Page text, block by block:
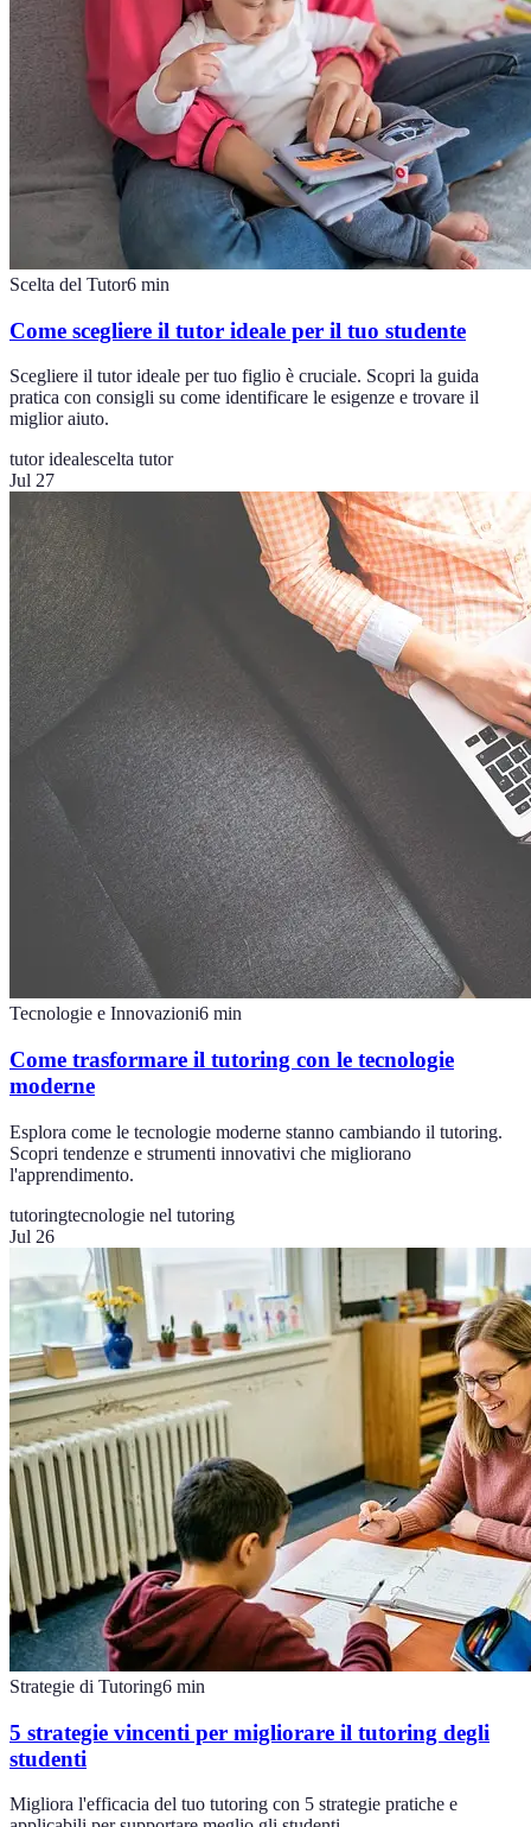
Scelta del Tutor6 min
Come scegliere il tutor ideale per il tuo studente
Scegliere il tutor ideale per tuo figlio è cruciale. Scopri la guida
pratica con consigli su come identificare le esigenze e trovare il
miglior aiuto.
tutor idealescelta tutor
Jul 27
Tecnologie e Innovazioni6 min
Come trasformare il tutoring con le tecnologie
moderne
Esplora come le tecnologie moderne stanno cambiando il tutoring.
Scopri tendenze e strumenti innovativi che migliorano
l'apprendimento.
tutoringtecnologie nel tutoring
Jul 26
Strategie di Tutoring6 min
5 strategie vincenti per migliorare il tutoring degli
studenti
Migliora l'efficacia del tuo tutoring con 5 strategie pratiche e